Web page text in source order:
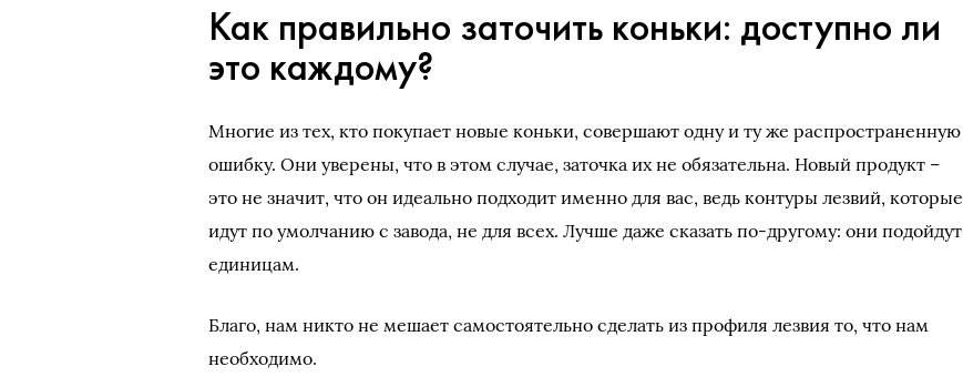
Как правильно заточить коньки: доступно ли
это каждому?
Многие из тех, кто покупает новые коньки, совершают одну и ту же распространенную
ошибку. Они уверены, что в этом случае, заточка их не обязательна. Новый продукт –
это не значит, что он идеально подходит именно для вас, ведь контуры лезвий, которые
идут по умолчанию с завода, не для всех. Лучше даже сказать по-другому: они подойдут
единицам.
Благо, нам никто не мешает самостоятельно сделать из профиля лезвия то, что нам
необходимо.